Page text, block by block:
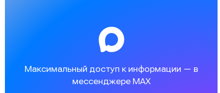
Максимальный доступ к информации — в
мессенджере MAX